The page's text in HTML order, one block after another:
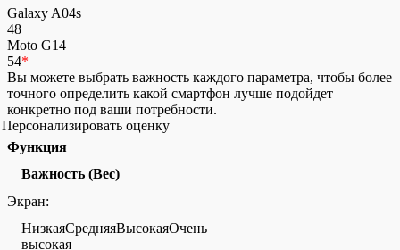
Galaxy A04s
48
Moto G14
54*
Вы можете выбрать важность каждого параметра, чтобы более
точного определить какой смартфон лучше подойдет
конкретно под ваши потребности.
Персонализировать оценку
Функция
Важность (Вес)
Экран:
НизкаяСредняяВысокаяОчень
высокая